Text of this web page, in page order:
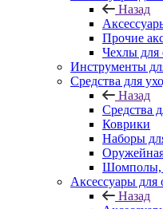
Назад
Прочие
Чехлы для
Инструменты
Средства для
Назад
Средства
Коврики
Наборы
Шомполы,
Аксессуары для
Назад